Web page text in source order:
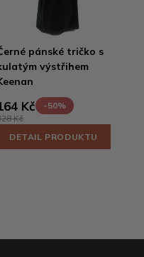
pánské tričko s
výstřihem
Kč
-50%
Kč
DETAIL PRODUKTU